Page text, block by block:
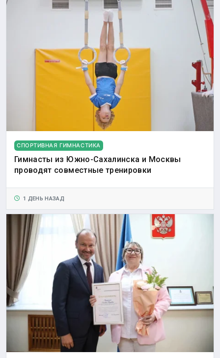
СПОРТИВНАЯ ГИМНАСТИКА
Гимнасты из Южно-Сахалинска и Москвы
проводят совместные тренировки
1 ДЕНЬ НАЗАД